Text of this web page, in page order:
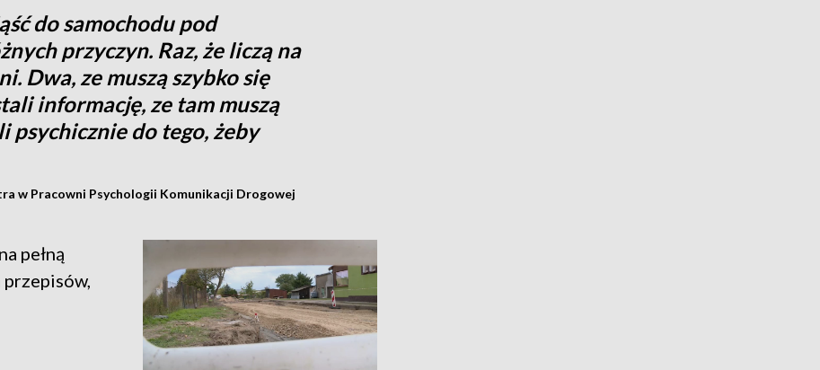
do samochodu pod
przyczyn. Raz, że liczą na
Dwa, ze muszą szybko się
informację, ze tam muszą
psychicznie do tego, żeby
w Pracowni Psychologii Komunikacji Drogowej
pełną